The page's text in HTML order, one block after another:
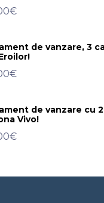
de vanzare, 3
de vanzare cu
Vivo!